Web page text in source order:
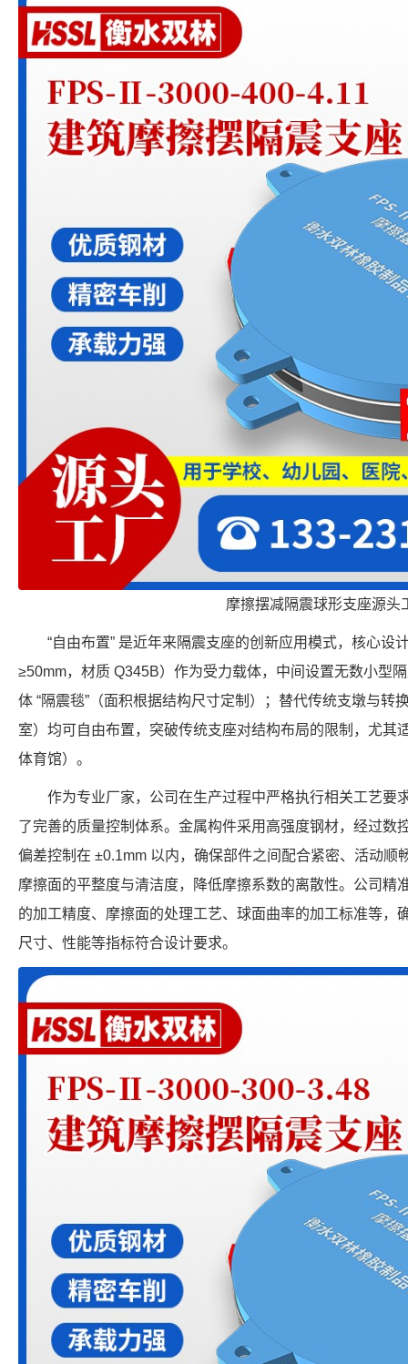
摩擦摆减隔震球形支座源头
“自由布置” 是近年来隔震支座的创新应用模式，核心设
≥50mm，材质 Q345B）作为受力载体，中间设置无数小型
体 “隔震毯”（面积根据结构尺寸定制）；替代传统支墩与转
室）均可自由布置，突破传统支座对结构布局的限制，尤其
体育馆）。
作为专业厂家，公司在生产过程中严格执行相关工艺要
了完善的质量控制体系。金属构件采用高强度钢材，经过数
偏差控制在 ±0.1mm 以内，确保部件之间配合紧密、活动顺
摩擦面的平整度与清洁度，降低摩擦系数的离散性。公司精
的加工精度、摩擦面的处理工艺、球面曲率的加工标准等，
尺寸、性能等指标符合设计要求。